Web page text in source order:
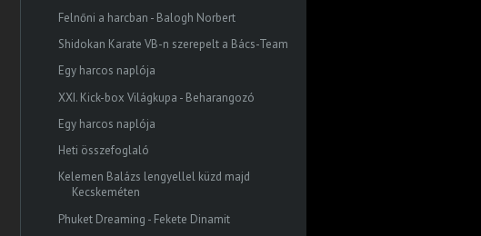
Felnőni a harcban - Balogh Norbert
Shidokan Karate VB-n szerepelt a Bács-Team
Egy harcos naplója
XXI. Kick-box Világkupa - Beharangozó
Egy harcos naplója
Heti összefoglaló
Kelemen Balázs lengyellel küzd majd
Kecskeméten
Phuket Dreaming - Fekete Dinamit